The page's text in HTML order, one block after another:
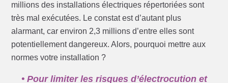
millions des installations électriques répertoriées sont
très mal exécutées. Le constat est d’autant plus
alarmant, car environ 2,3 millions d’entre elles sont
potentiellement dangereux. Alors, pourquoi mettre aux
normes votre installation ?
• Pour limiter les risques d’électrocution et